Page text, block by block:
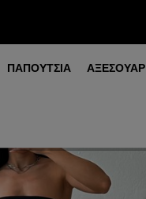
ΠΑΠΟΥΤΣΙΑ ΑΞΕΣΟΥΑΡ